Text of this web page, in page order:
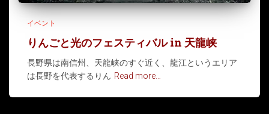
イベント
りんごと光のフェスティバル in 天龍峡
長野県は南信州、天龍峡のすぐ近く、龍江というエリア
は長野を代表するりん Read more…